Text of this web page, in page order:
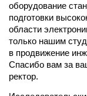
оборудование
подготовки
области
только нашим
в продвижение
Спасибо вам за
ректор.